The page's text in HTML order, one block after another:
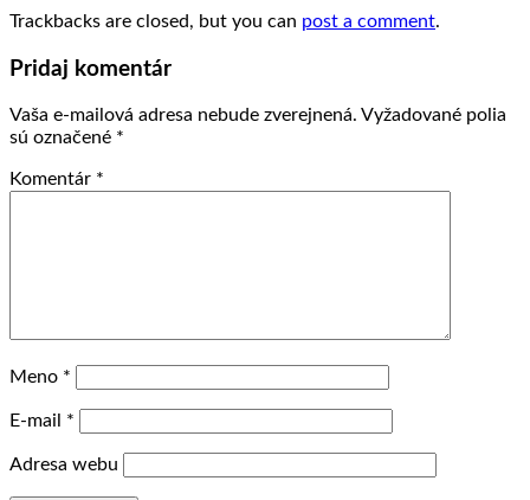
Trackbacks are closed, but you can post a comment.
Pridaj komentár
Vaša e-mailová adresa nebude zverejnená. Vyžadované polia
sú označené *
Komentár *
Meno *
E-mail *
Adresa webu